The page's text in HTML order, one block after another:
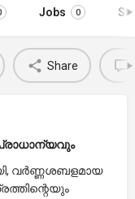
Jobs 0
Share
വർണ്ണശബളമായ